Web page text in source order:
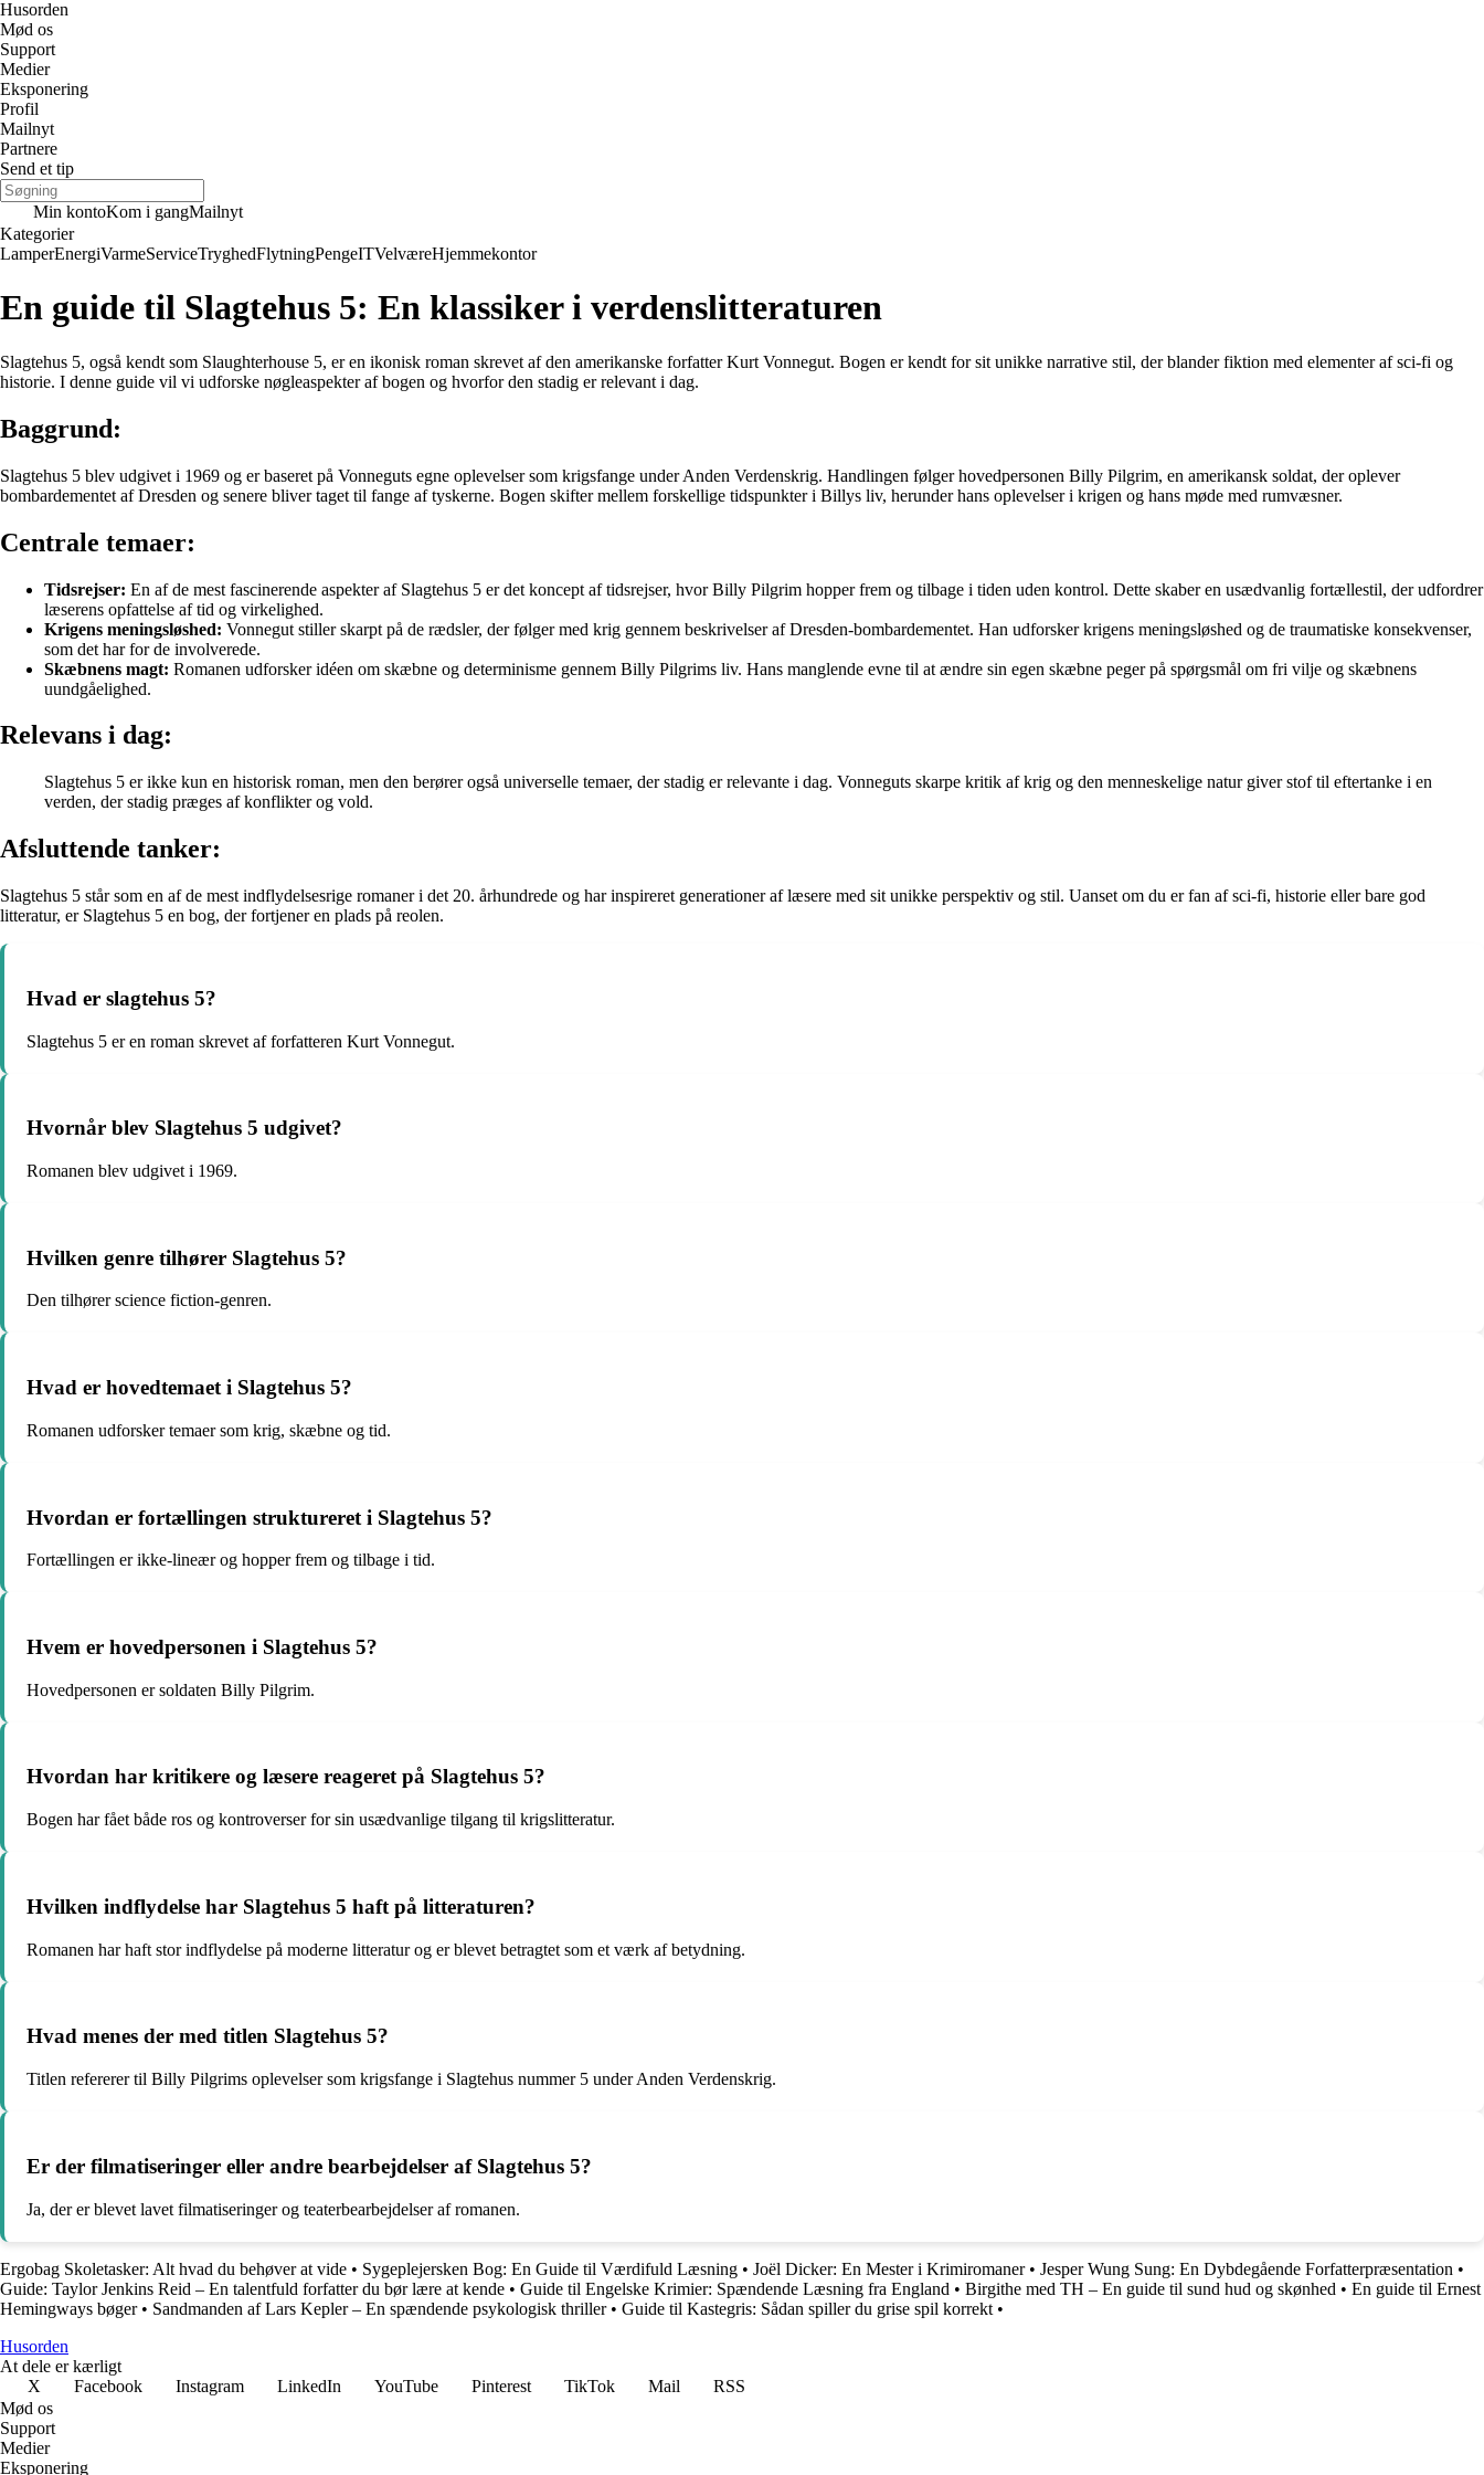
Husorden
Mød os
Support
Medier
Eksponering
Profil
Mailnyt
Partnere
Send et tip
Min kontoKom i gangMailnyt
Kategorier
LamperEnergiVarmeServiceTryghedFlytningPengeITVelværeHjemmekontor
En guide til Slagtehus 5: En klassiker i verdenslitteraturen
Slagtehus 5, også kendt som Slaughterhouse 5, er en ikonisk roman skrevet af den amerikanske forfatter Kurt Vonnegut. Bogen er kendt for sit unikke narrative stil, der blander fiktion med elementer af sci-fi og
historie. I denne guide vil vi udforske nøgleaspekter af bogen og hvorfor den stadig er relevant i dag.
Baggrund:
Slagtehus 5 blev udgivet i 1969 og er baseret på Vonneguts egne oplevelser som krigsfange under Anden Verdenskrig. Handlingen følger hovedpersonen Billy Pilgrim, en amerikansk soldat, der oplever
bombardementet af Dresden og senere bliver taget til fange af tyskerne. Bogen skifter mellem forskellige tidspunkter i Billys liv, herunder hans oplevelser i krigen og hans møde med rumvæsner.
Centrale temaer:
Tidsrejser: En af de mest fascinerende aspekter af Slagtehus 5 er det koncept af tidsrejser, hvor Billy Pilgrim hopper frem og tilbage i tiden uden kontrol. Dette skaber en usædvanlig fortællestil, der udfordrer
læserens opfattelse af tid og virkelighed.
Krigens meningsløshed: Vonnegut stiller skarpt på de rædsler, der følger med krig gennem beskrivelser af Dresden-bombardementet. Han udforsker krigens meningsløshed og de traumatiske konsekvenser,
som det har for de involverede.
Skæbnens magt: Romanen udforsker idéen om skæbne og determinisme gennem Billy Pilgrims liv. Hans manglende evne til at ændre sin egen skæbne peger på spørgsmål om fri vilje og skæbnens
uundgåelighed.
Relevans i dag:
Slagtehus 5 er ikke kun en historisk roman, men den berører også universelle temaer, der stadig er relevante i dag. Vonneguts skarpe kritik af krig og den menneskelige natur giver stof til eftertanke i en
verden, der stadig præges af konflikter og vold.
Afsluttende tanker:
Slagtehus 5 står som en af de mest indflydelsesrige romaner i det 20. århundrede og har inspireret generationer af læsere med sit unikke perspektiv og stil. Uanset om du er fan af sci-fi, historie eller bare god
litteratur, er Slagtehus 5 en bog, der fortjener en plads på reolen.
Hvad er slagtehus 5?
Slagtehus 5 er en roman skrevet af forfatteren Kurt Vonnegut.
Hvornår blev Slagtehus 5 udgivet?
Romanen blev udgivet i 1969.
Hvilken genre tilhører Slagtehus 5?
Den tilhører science fiction-genren.
Hvad er hovedtemaet i Slagtehus 5?
Romanen udforsker temaer som krig, skæbne og tid.
Hvordan er fortællingen struktureret i Slagtehus 5?
Fortællingen er ikke-lineær og hopper frem og tilbage i tid.
Hvem er hovedpersonen i Slagtehus 5?
Hovedpersonen er soldaten Billy Pilgrim.
Hvordan har kritikere og læsere reageret på Slagtehus 5?
Bogen har fået både ros og kontroverser for sin usædvanlige tilgang til krigslitteratur.
Hvilken indflydelse har Slagtehus 5 haft på litteraturen?
Romanen har haft stor indflydelse på moderne litteratur og er blevet betragtet som et værk af betydning.
Hvad menes der med titlen Slagtehus 5?
Titlen refererer til Billy Pilgrims oplevelser som krigsfange i Slagtehus nummer 5 under Anden Verdenskrig.
Er der filmatiseringer eller andre bearbejdelser af Slagtehus 5?
Ja, der er blevet lavet filmatiseringer og teaterbearbejdelser af romanen.
Ergobag Skoletasker: Alt hvad du behøver at vide • Sygeplejersken Bog: En Guide til Værdifuld Læsning • Joël Dicker: En Mester i Krimiromaner• Jesper Wung Sung: En Dybdegående Forfatterpræsentation •
Guide: Taylor Jenkins Reid – En talentfuld forfatter du bør lære at kende • Guide til Engelske Krimier: Spændende Læsning fra England • Birgithe med TH – En guide til sund hud og skønhed • En guide til Ernest
Hemingways bøger• Sandmanden af Lars Kepler – En spændende psykologisk thriller• Guide til Kastegris: Sådan spiller du grise spil korrekt •
Husorden
At dele er kærligt
X
Facebook Instagram LinkedIn YouTube Pinterest TikTok Mail
RSS
Mød os
Support
Medier
Eksponering